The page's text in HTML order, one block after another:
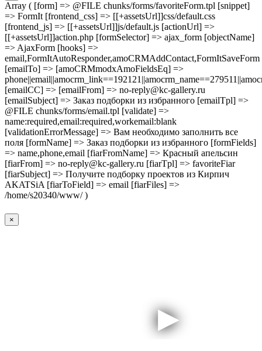
Array ( [form] => @FILE chunks/forms/favoriteForm.tpl [snippet]
=> FormIt [frontend_css] => [[+assetsUrl]]css/default.css
[frontend_js] => [[+assetsUrl]]js/default.js [actionUrl] =>
[[+assetsUrl]]action.php [formSelector] => ajax_form [objectName]
=> AjaxForm [hooks] =>
email,FormItAutoResponder,amoCRMAddContact,FormItSaveForm
[emailTo] => [amoCRMmodxAmoFieldsEq] =>
[emailCC] => [emailFrom] => no-reply@kc-gallery.ru
[emailSubject] => Заказ подборки из избранного [emailTpl] =>
@FILE chunks/forms/email.tpl [validate] =>
name:required,email:required,workemail:blank
[validationErrorMessage] => Вам необходимо заполнить все
поля [formName] => Заказ подборки из избранного [formFields]
=> name,phone,email [fiarFromName] => Красный апельсин
[fiarFrom] => no-reply@kc-gallery.ru [fiarTpl] => favoriteFiar
[fiarSubject] => Получите подборку проектов из Кирпич
AKATSiA [fiarToField] => email [fiarFiles] =>
/home/s20340/www/ )
×